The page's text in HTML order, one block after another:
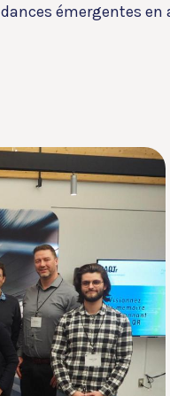
émergentes